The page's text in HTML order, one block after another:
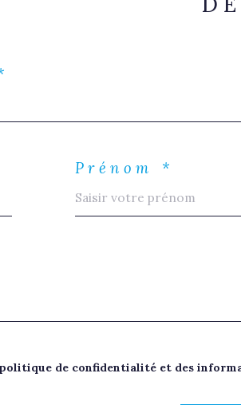
Prénom *
de confidentialité et des